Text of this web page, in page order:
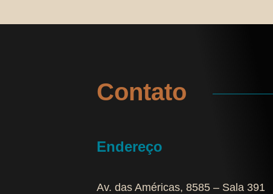
Contato
Endereço
Av. das Américas, 8585 – Sala 391